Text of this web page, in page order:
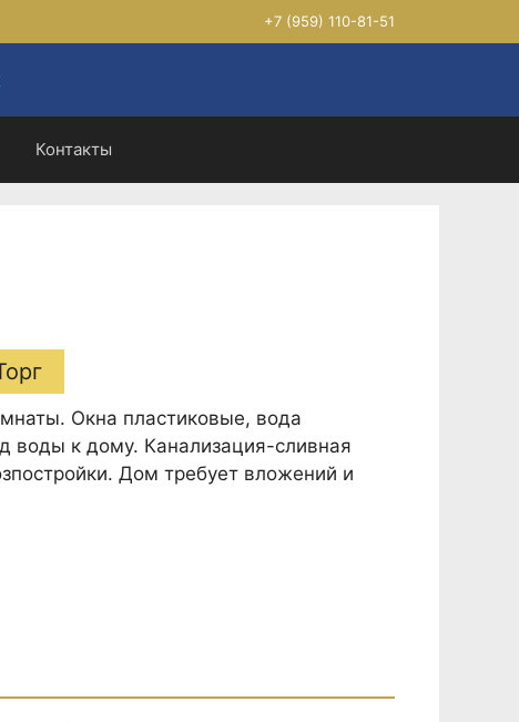
+7 (959) 110-81-51
Контакты
Окна пластиковые, вода
воды к дому. Канализация-сливная
Дом требует вложений и